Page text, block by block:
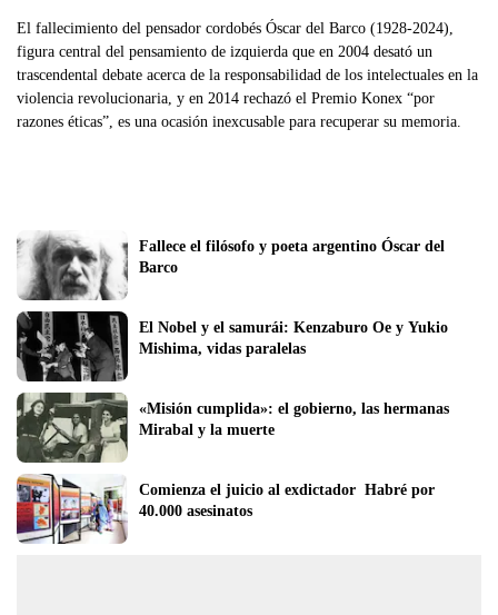
El fallecimiento del pensador cordobés Óscar del Barco (1928-2024),
figura central del pensamiento de izquierda que en 2004 desató un
trascendental debate acerca de la responsabilidad de los intelectuales en la
violencia revolucionaria, y en 2014 rechazó el Premio Konex “por
razones éticas”, es una ocasión inexcusable para recuperar su memoria.
Fallece el filósofo y poeta argentino Óscar del
Barco
El Nobel y el samurái: Kenzaburo Oe y Yukio
Mishima, vidas paralelas
«Misión cumplida»: el gobierno, las hermanas
Comienza el juicio al exdictador  Habré por
40.000 asesinatos